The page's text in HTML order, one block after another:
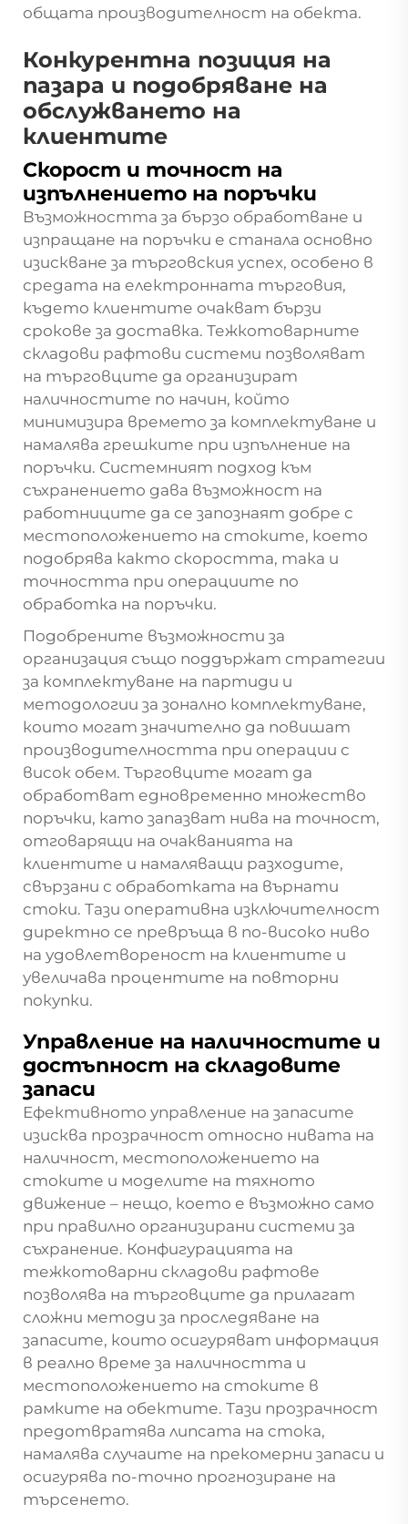
общата производителност на обекта.
Конкурентна позиция на
пазара и подобряване на
обслужването на
клиентите
Скорост и точност на
изпълнението на поръчки
Възможността за бързо обработване и
изпращане на поръчки е станала основно
изискване за търговския успех, особено в
средата на електронната търговия,
където клиентите очакват бързи
срокове за доставка. Тежкотоварните
складови рафтови системи позволяват
на търговците да организират
наличностите по начин, който
минимизира времето за комплектуване и
намалява грешките при изпълнение на
поръчки. Системният подход към
съхранението дава възможност на
работниците да се запознаят добре с
местоположението на стоките, което
подобрява както скоростта, така и
точността при операциите по
обработка на поръчки.
Подобрените възможности за
организация също поддържат стратегии
за комплектуване на партиди и
методологии за зонално комплектуване,
които могат значително да повишат
производителността при операции с
висок обем. Търговците могат да
обработват едновременно множество
поръчки, като запазват нива на точност,
отговарящи на очакванията на
клиентите и намаляващи разходите,
свързани с обработката на върнати
стоки. Тази оперативна изключителност
директно се превръща в по-високо ниво
на удовлетвореност на клиентите и
увеличава процентите на повторни
покупки.
Управление на наличностите и
достъпност на складовите
запаси
Ефективното управление на запасите
изисква прозрачност относно нивата на
наличност, местоположението на
стоките и моделите на тяхното
движение – нещо, което е възможно само
при правилно организирани системи за
съхранение. Конфигурацията на
тежкотоварни складови рафтове
позволява на търговците да прилагат
сложни методи за проследяване на
запасите, които осигуряват информация
в реално време за наличността и
местоположението на стоките в
рамките на обектите. Тази прозрачност
предотвратява липсата на стока,
намалява случаите на прекомерни запаси и
осигурява по-точно прогнозиране на
търсенето.